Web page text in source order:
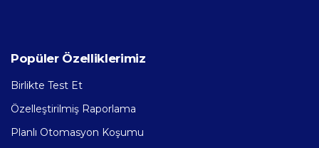
Popüler Özelliklerimiz
Birlikte Test Et
Özelleştirilmiş Raporlama
Planlı Otomasyon Koşumu